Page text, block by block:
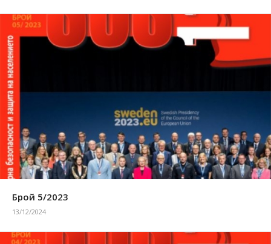
Брой 5/2023
13/12/2024